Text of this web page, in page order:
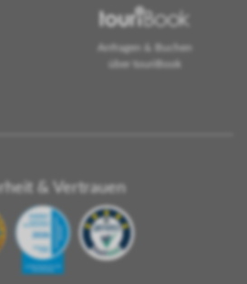
Anfragen & Buchen
über touriBook
& Vertrauen